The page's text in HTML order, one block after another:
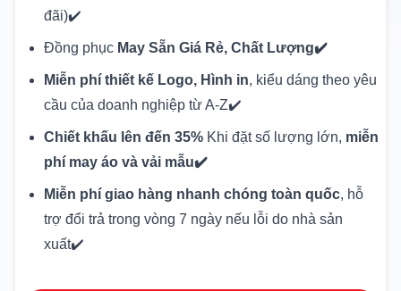
đãi)✔️
Đồng phục May Sẵn Giá Rẻ, Chất Lượng✔️
Miễn phí thiết kế Logo, Hình in, kiểu dáng theo yêu
cầu của doanh nghiệp từ A-Z✔️
Chiết khấu lên đến 35% Khi đặt số lượng lớn, miễn
phí may áo và vải mẫu✔️
Miễn phí giao hàng nhanh chóng toàn quốc, hỗ
trợ đổi trả trong vòng 7 ngày nếu lỗi do nhà sản
xuất✔️